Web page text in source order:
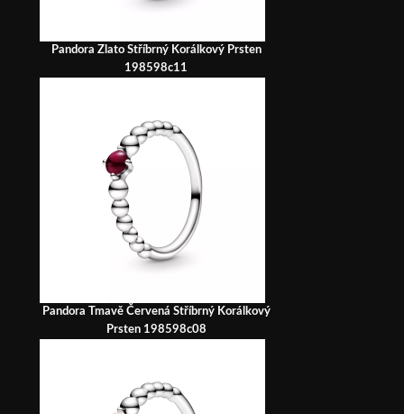
Pandora Zlato Stříbrný Korálkový Prsten
198598c11
Pandora Tmavě Červená Stříbrný Korálkový
Prsten 198598c08